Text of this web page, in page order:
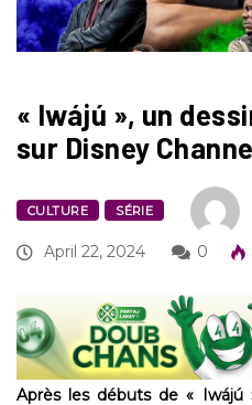
« Iwájú », un
sur Disney
CULTURE SÉRIE
April 22, 2024 0
Après les débuts de «